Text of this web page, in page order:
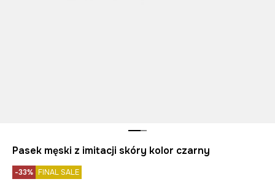
Pasek męski z imitacji skóry kolor czarny
-33% FINAL SALE